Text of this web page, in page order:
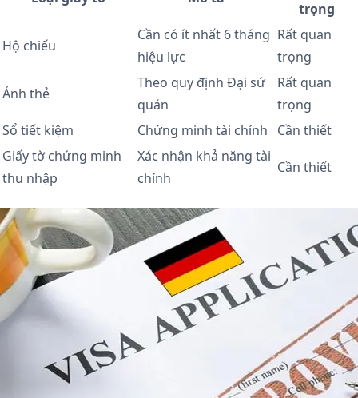
trọng
Hộ chiếu
Cần có ít nhất 6 tháng
hiệu lực
Rất quan
trọng
Ảnh thẻ
Theo quy định Đại sứ
quán
Rất quan
trọng
Sổ tiết kiệm
Chứng minh tài chính
Cần thiết
Giấy tờ chứng minh
thu nhập
Xác nhận khả năng tài
chính
Cần thiết